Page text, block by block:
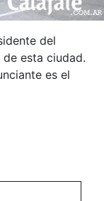
del
esta ciudad.
es el